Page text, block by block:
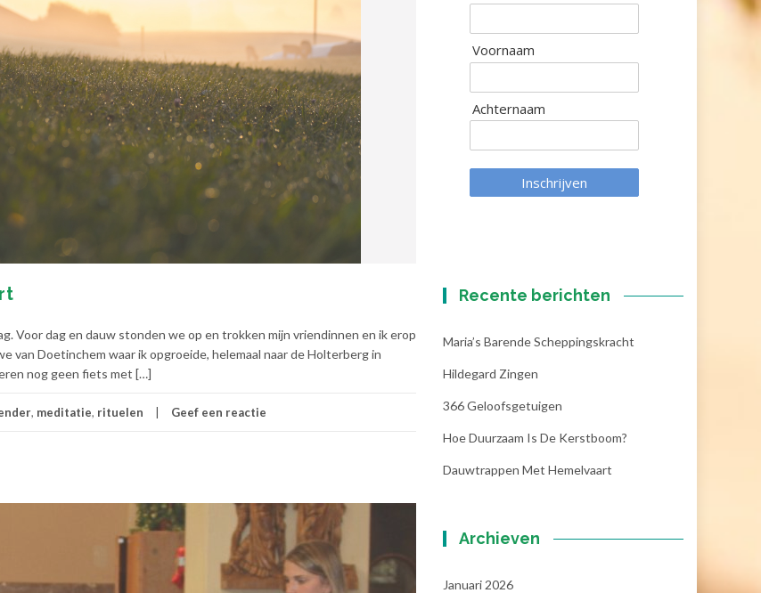
Voor dag en dauw stonden we op en trokken mijn vriendinnen en ik erop
Doetinchem waar ik opgroeide, helemaal naar de Holterberg in
nog geen fiets met […]
, meditatie, rituelen Geef een reactie
Voornaam
Achternaam
Inschrijven
Recente berichten
Maria’s Barende Scheppingskracht
Hildegard Zingen
366 Geloofsgetuigen
Hoe Duurzaam Is De Kerstboom?
Dauwtrappen Met Hemelvaart
Archieven
Januari 2026